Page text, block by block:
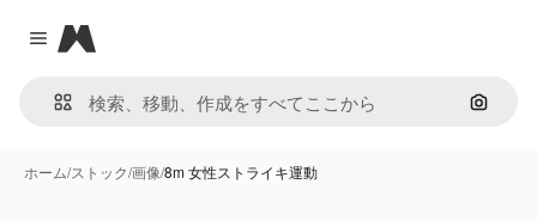
Close menu
Magnific
画像で
ホーム/ストック/画像/8m 女性ストライキ運動